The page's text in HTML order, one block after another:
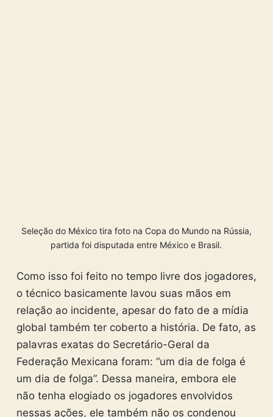
Seleção do México tira foto na Copa do Mundo na Rússia,
partida foi disputada entre México e Brasil.
Como isso foi feito no tempo livre dos jogadores,
o técnico basicamente lavou suas mãos em
relação ao incidente, apesar do fato de a mídia
global também ter coberto a história. De fato, as
palavras exatas do Secretário-Geral da
Federação Mexicana foram: “um dia de folga é
um dia de folga”. Dessa maneira, embora ele
não tenha elogiado os jogadores envolvidos
nessas ações, ele também não os condenou